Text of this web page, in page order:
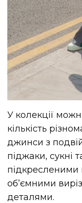
У колекції
кількість
джинси з
піджаки, сукні
об’ємними
деталями.